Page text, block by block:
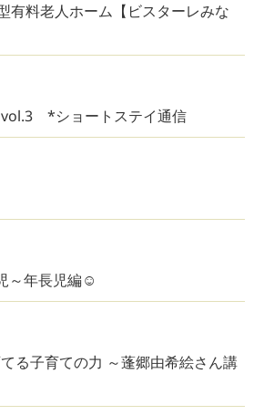
料老人ホーム【ビスターレみな
*ショートステイ通信
～年長児編☺
る子育ての力 ～蓬郷由希絵さん講